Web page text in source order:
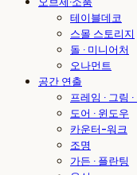
테이블데코
스몰 스토리지
돌 · 미니어처
오나먼트
공간 연출
프레임 · 그림 ·
도어 · 윈도우
카운터-워크
조명
가든 · 플란팅